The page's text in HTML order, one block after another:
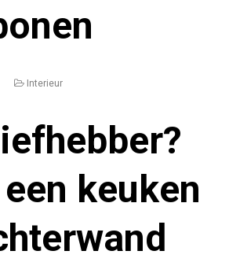
Interieur
keuken